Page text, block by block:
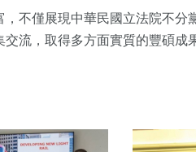
不僅展現中華民國立法院不分
流，取得多方面實質的豐碩成